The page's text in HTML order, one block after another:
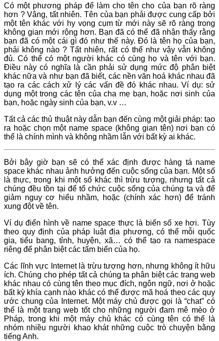
Có một phương pháp để làm cho tên cho của bạn rõ ràng
hơn ? Vâng, tất nhiên. Tên của bạn phải được cung cấp bởi
một tên khác với hy vọng cụm từ mới này sẽ rõ ràng trong
không gian mới rộng hơn. Bạn đã có thể đã nhận thấy rằng
bạn đã có một cái gì đó như thế này. Đó là tên họ của bạn,
phải không nào ? Tất nhiên, rất có thể như vậy vẫn không
đủ. Có thể có một người khác có cùng họ và tên với bạn.
Điều này có nghĩa là cần phải sử dụng mức độ phân biệt
khác nữa và như bạn đã biết, các nền văn hoá khác nhau đã
tạo ra các cách xử lý các vấn đề đó khác nhau. Ví dụ: sử
dụng một trong các tên của cha mẹ bạn, hoặc nơi sinh của
bạn, hoặc ngày sinh của bạn, v.v …
Tất cả các thủ thuật này dẫn bạn đến cùng một giải pháp: tạo
ra hoặc chọn một name space (không gian tên) nơi bạn có
thể là chính mình và không nhầm lẫn với bất kỳ ai khác.
Bởi bây giờ bạn sẽ có thể xác định được hàng tá name
space khác nhau ảnh hưởng đến cuộc sống của bạn. Một số
là thực, trong khi một số khác thì trừu tượng, nhưng tất cả
chúng đều tồn tại để tổ chức cuộc sống của chúng ta và để
giảm nguy cơ hiểu nhầm, hoặc (chính xác hơn) để tránh
xung đột về tên.
Ví dụ điển hình về name space thực là biển số xe hơi. Tùy
theo quy định của pháp luật địa phương, có thể mỗi quốc
gia, tiểu bang, tỉnh, huyện, xã… có thể tạo ra namespace
riêng để phân biệt các tấm biển của họ.
Các lĩnh vực Internet là trừu tượng hơn, nhưng không ít hữu
ích. Chúng cho phép tất cả chúng ta phân biệt các trang web
khác nhau có cùng tên theo mục đích, ngôn ngữ, nơi ở hoặc
bất kỳ khía cạnh nào khác có thể được mã hoá theo các quy
ước chung của Internet. Một máy chủ được gọi là “chat” có
thể là một trang web tốt cho những người đam mê mèo ở
Pháp, trong khi một máy chủ khác có cùng tên có thể là
nhóm nhiều người khao khát những cuộc trò chuyện bằng
tiếng Anh.